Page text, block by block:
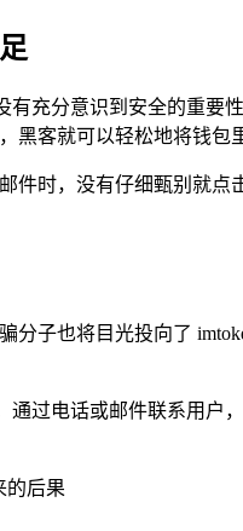
有充分意识到安全的重
黑客就可以轻松地将钱包
件时，没有仔细甄别就
分子也将目光投向了
通过电话或邮件联系用
的后果